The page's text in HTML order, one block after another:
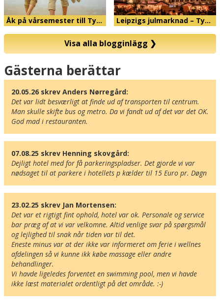
Åk på vårsemester till Ty… Leipzigs julmarknad – Ty…
Visa alla blogginlägg❯
Karta
Gästerna berättar
20.05.26 skrev Anders Nørregård:
Det var lidt besværligt at finde ud af transporten til centrum.
Man skulle skifte bus og metro. Da vi fandt ud af det var det OK.
God mad i restauranten.
07.08.25 skrev Henning skovgård:
Dejligt hotel med for få parkeringspladser. Det gjorde vi var
nødsaget til at parkere i hotellets p kælder til 15 Euro pr. Døgn
23.02.25 skrev Jan Mortensen:
Det var et rigtigt fint ophold, hotel var ok. Personale og service
bar præg af at vi var velkomne. Altid venlige svar på spørgsmål
og lejlighed til snak når tiden var til det.
Eneste minus var at der ikke var informeret om ferie i wellnes
afdelingen så vi kunne ikk købe massage eller andre
behandlinger.
Vi havde ligeledes forventet en swimming pool, men vi havde
ikke læst materialet ordentligt på det område. :-)